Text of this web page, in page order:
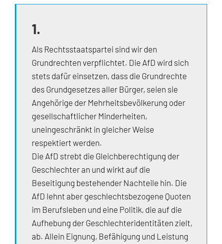
1.
Als Rechtsstaatspartei sind wir den
Grundrechten verpflichtet. Die AfD wird sich
stets dafür einsetzen, dass die Grundrechte
des Grundgesetzes aller Bürger, seien sie
Angehörige der Mehrheitsbevölkerung oder
gesellschaftlicher Minderheiten,
uneingeschränkt in gleicher Weise
respektiert werden.
Die AfD strebt die Gleichberechtigung der
Geschlechter an und wirkt auf die
Beseitigung bestehender Nachteile hin. Die
AfD lehnt aber geschlechtsbezogene Quoten
im Berufsleben und eine Politik, die auf die
Aufhebung der Geschlechteridentitäten zielt,
ab. Allein Eignung, Befähigung und Leistung